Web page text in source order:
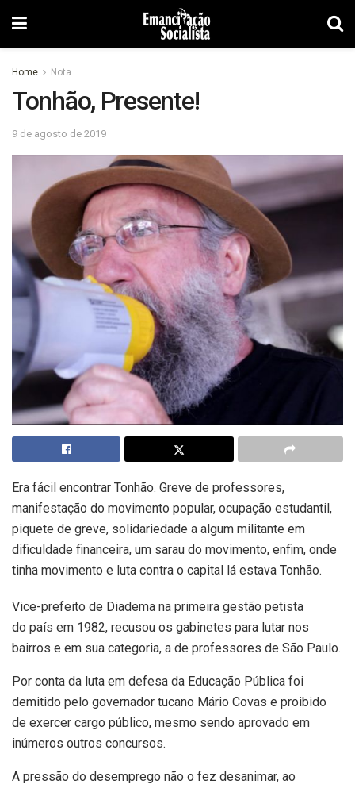
Home Nota
Tonhão, Presente!
9 de agosto de 2019
Era fácil encontrar Tonhão. Greve de professores,
manifestação do movimento popular, ocupação estudantil,
piquete de greve, solidariedade a algum militante em
dificuldade financeira, um sarau do movimento, enfim, onde
tinha movimento e luta contra o capital lá estava Tonhão.
Vice-prefeito de Diadema na primeira gestão petista
do país em 1982, recusou os gabinetes para lutar nos
bairros e em sua categoria, a de professores de São Paulo.
Por conta da luta em defesa da Educação Pública foi
demitido pelo governador tucano Mário Covas e proibido
de exercer cargo público, mesmo sendo aprovado em
inúmeros outros concursos.
A pressão do desemprego não o fez desanimar, ao